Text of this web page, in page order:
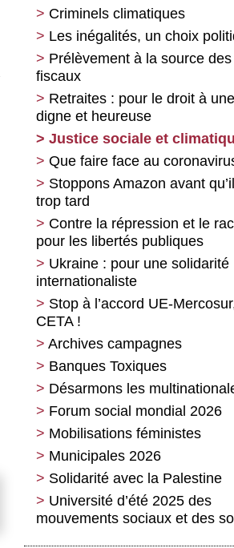
Criminels climatiques
Les inégalités, un choix
Prélèvement à la source
fiscaux
Retraites : pour le droit à
digne et heureuse
Justice sociale et
Que faire face au
Stoppons Amazon avant
trop tard
Contre la répression et le
pour les libertés publiques
Ukraine : pour une solidarité
internationaliste
Stop à l’accord UE-
CETA !
Archives campagnes
Banques Toxiques
Désarmons les
Forum social mondial 2026
Mobilisations féministes
Municipales 2026
Solidarité avec la Palestine
Université d’été 2025 des
mouvements sociaux et des